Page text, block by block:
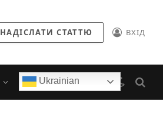
НАДІСЛАТИ СТАТТЮ ВХІД
Ukrainian